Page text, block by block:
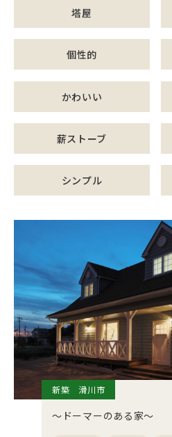
塔屋
個性的
かわいい
薪ストーブ
シンプル
新築 滑川市
～ドーマーのある家～